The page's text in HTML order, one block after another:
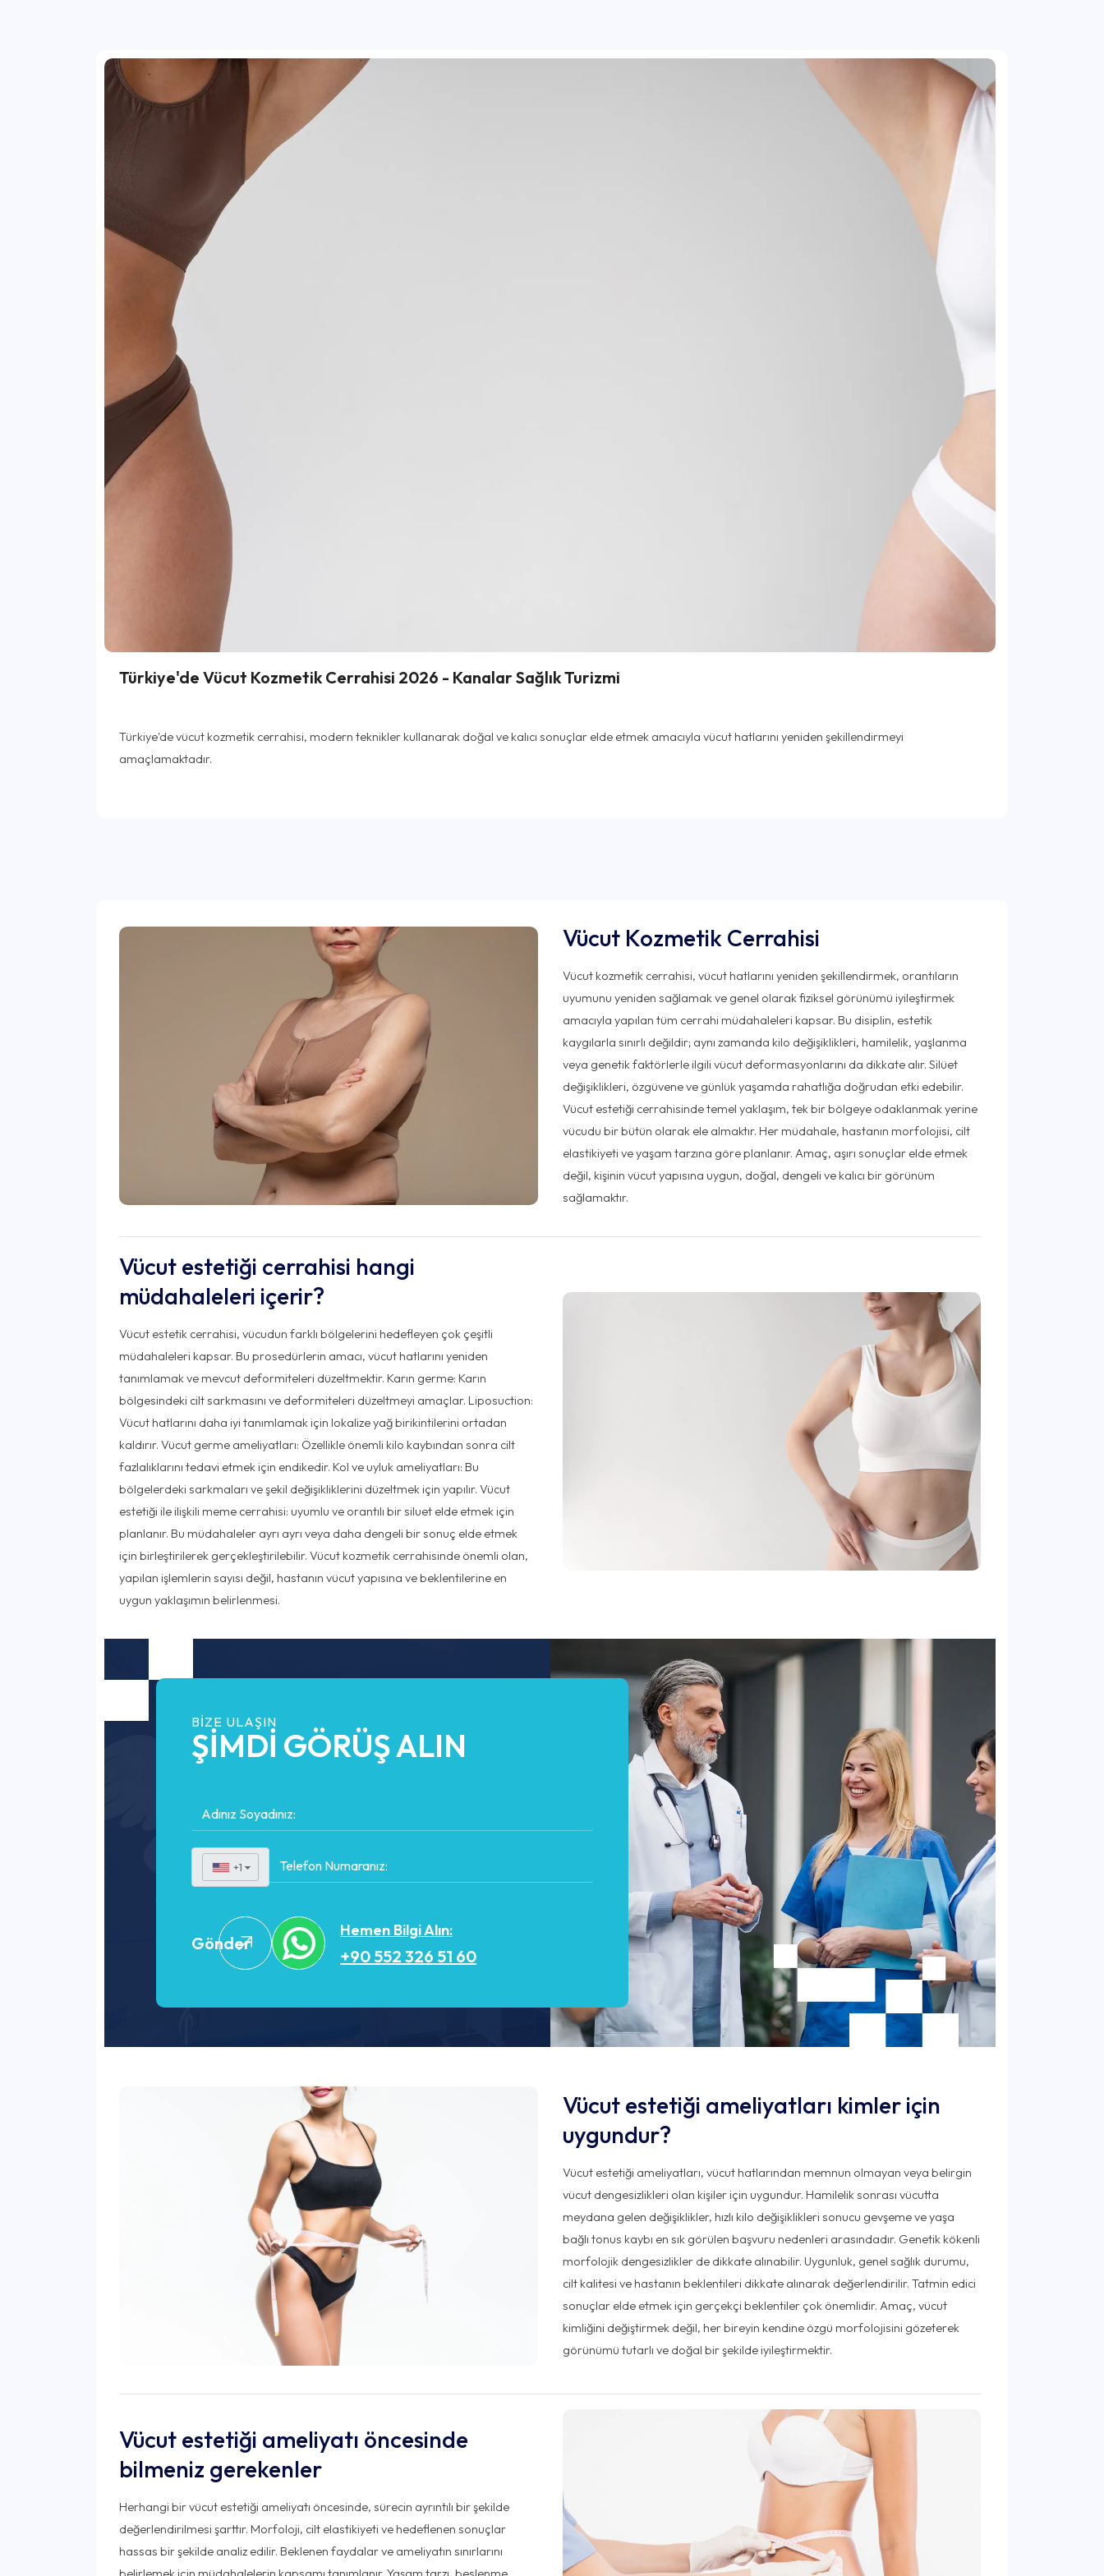
Türkiye'de Vücut Kozmetik Cerrahisi 2026 - Kanalar Sağlık Turizmi
Türkiye'de vücut kozmetik cerrahisi, modern teknikler kullanarak doğal ve kalıcı sonuçlar elde etmek amacıyla vücut hatlarını yeniden şekillendirmeyi
Vücut Kozmetik Cerrahisi
Vücut kozmetik cerrahisi, vücut hatlarını yeniden şekillendirmek, orantıların
uyumunu yeniden sağlamak ve genel olarak fiziksel görünümü iyileştirmek
amacıyla yapılan tüm cerrahi müdahaleleri kapsar. Bu disiplin, estetik
kaygılarla sınırlı değildir; aynı zamanda kilo değişiklikleri, hamilelik, yaşlanma
veya genetik faktörlerle ilgili vücut deformasyonlarını da dikkate alır. Silüet
değişiklikleri, özgüvene ve günlük yaşamda rahatlığa doğrudan etki edebilir.
Vücut estetiği cerrahisinde temel yaklaşım, tek bir bölgeye odaklanmak yerine
vücudu bir bütün olarak ele almaktır. Her müdahale, hastanın morfolojisi, cilt
elastikiyeti ve yaşam tarzına göre planlanır. Amaç, aşırı sonuçlar elde etmek
değil, kişinin vücut yapısına uygun, doğal, dengeli ve kalıcı bir görünüm
sağlamaktır.
Vücut estetiği cerrahisi hangi
müdahaleleri içerir?
Vücut estetik cerrahisi, vücudun farklı bölgelerini hedefleyen çok çeşitli
müdahaleleri kapsar. Bu prosedürlerin amacı, vücut hatlarını yeniden
tanımlamak ve mevcut deformiteleri düzeltmektir. Karın germe: Karın
bölgesindeki cilt sarkmasını ve deformiteleri düzeltmeyi amaçlar. Liposuction:
Vücut hatlarını daha iyi tanımlamak için lokalize yağ birikintilerini ortadan
kaldırır. Vücut germe ameliyatları: Özellikle önemli kilo kaybından sonra cilt
fazlalıklarını tedavi etmek için endikedir. Kol ve uyluk ameliyatları: Bu
bölgelerdeki sarkmaları ve şekil değişikliklerini düzeltmek için yapılır. Vücut
estetiği ile ilişkili meme cerrahisi: uyumlu ve orantılı bir siluet elde etmek için
planlanır. Bu müdahaleler ayrı ayrı veya daha dengeli bir sonuç elde etmek
için birleştirilerek gerçekleştirilebilir. Vücut kozmetik cerrahisinde önemli olan,
yapılan işlemlerin sayısı değil, hastanın vücut yapısına ve beklentilerine en
uygun yaklaşımın belirlenmesi.
BIZE ULAŞIN
ŞİMDİ GÖRÜŞ ALIN
+1 ▼
Gönder
Hemen Bilgi Alın:
+90 552 326 51 60
Vücut estetiği ameliyatları kimler için
uygundur?
Vücut estetiği ameliyatları, vücut hatlarından memnun olmayan veya belirgin
vücut dengesizlikleri olan kişiler için uygundur. Hamilelik sonrası vücutta
meydana gelen değişiklikler, hızlı kilo değişiklikleri sonucu gevşeme ve yaşa
bağlı tonus kaybı en sık görülen başvuru nedenleri arasındadır. Genetik kökenli
morfolojik dengesizlikler de dikkate alınabilir. Uygunluk, genel sağlık durumu,
cilt kalitesi ve hastanın beklentileri dikkate alınarak değerlendirilir. Tatmin edici
sonuçlar elde etmek için gerçekçi beklentiler çok önemlidir. Amaç, vücut
kimliğini değiştirmek değil, her bireyin kendine özgü morfolojisini gözeterek
görünümü tutarlı ve doğal bir şekilde iyileştirmektir.
Vücut estetiği ameliyatı öncesinde
bilmeniz gerekenler
Herhangi bir vücut estetiği ameliyatı öncesinde, sürecin ayrıntılı bir şekilde
değerlendirilmesi şarttır. Morfoloji, cilt elastikiyeti ve hedeflenen sonuçlar
hassas bir şekilde analiz edilir. Beklenen faydalar ve ameliyatın sınırlarını
belirlemek için müdahalelerin kapsamı tanımlanır. Yaşam tarzı, beslenme